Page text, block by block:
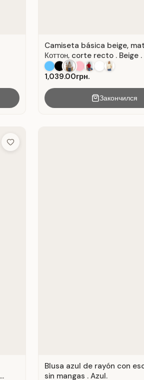
Camiseta básica beige,
Коттон, corte recto . Beige .
1,039.00грн.
Закончился
Add to Wish List
Blusa azul de rayón con
sin mangas . Azul.